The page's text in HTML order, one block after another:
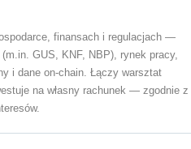
finansach i regulacjach —
GUS, KNF, NBP), rynek pracy,
i dane on-chain. Łączy warsztat
na własny rachunek — zgodnie z